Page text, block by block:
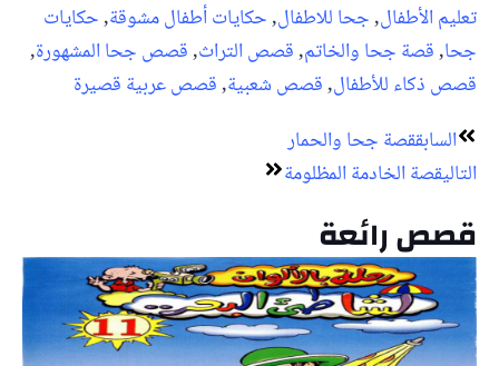
تعليم الأطفال,جحا للاطفال,حكايات أطفال مشوقة,حكايات
جحا,قصة جحا والخاتم,قصص التراث,قصص جحا المشهورة,
قصص ذكاء للأطفال,قصص شعبية,قصص عربية قصيرة
Prev
السابققصة جحا والحمار
التاليقصة الخادمة المظلومة
قصص رائعة